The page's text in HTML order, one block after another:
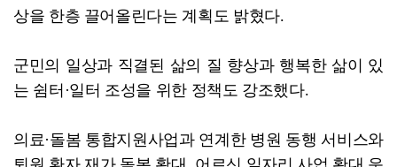
상을 한층 끌어올린다는 계획도 밝혔다.
군민의 일상과 직결된 삶의 질 향상과 행복한 삶이 있
는 쉼터·일터 조성을 위한 정책도 강조했다.
의료·돌봄 통합지원사업과 연계한 병원 동행 서비스와